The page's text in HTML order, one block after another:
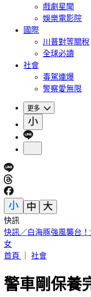
戲劇星聞
娛樂電影院
國際
川普對等關稅
全球必讀
社會
毒駕連爆
警察愛無限
更多
快訊
颱風白海豚外圍環流抵
更靠近
首頁
社會
警車剛保養